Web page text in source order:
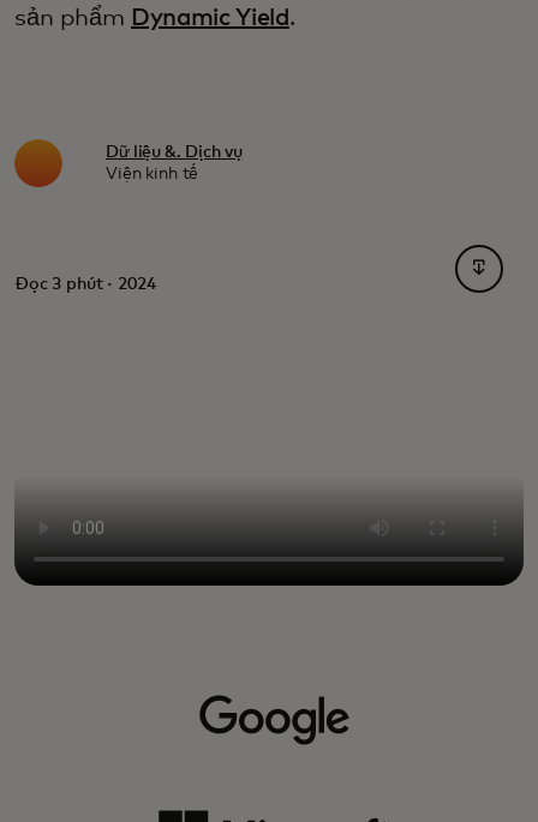
sản phẩm Dynamic Yield .
Dữ liệu &. Dịch vụ
Viện kinh tế
Đọc 3 phút · 2024
opens